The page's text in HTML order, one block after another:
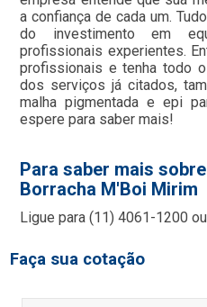
a confiança de cada um.
do investimento em
profissionais experientes.
profissionais e tenha todo
dos serviços já citados,
malha pigmentada e epi
espere para saber mais!
Para saber mais
Borracha M'Boi Mirim
Ligue para(11) 4061-1200 ou
Faça sua cotação